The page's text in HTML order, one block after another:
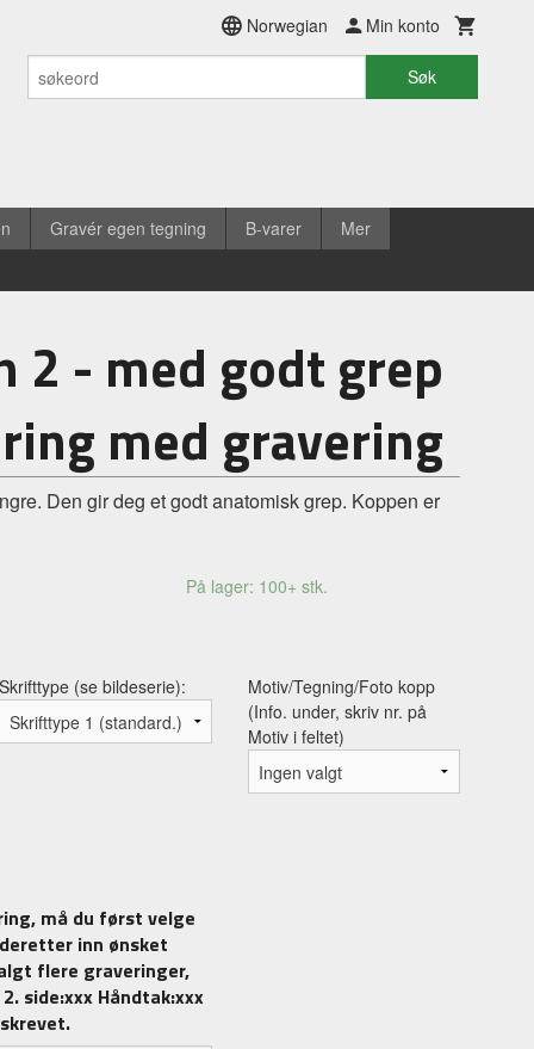
Norwegian Min konto
Søk
Gravér egen tegning B-varer Mer
2 - med godt grep
med gravering
Den gir deg et godt anatomisk grep. Koppen er
På lager: 100+ stk.
Skrifttype (se bildeserie):
Motiv/Tegning/Foto kopp
(Info. under, skriv nr. på
Motiv i feltet)
må du først velge
inn ønsket
flere graveringer,
side:xxx Håndtak:xxx